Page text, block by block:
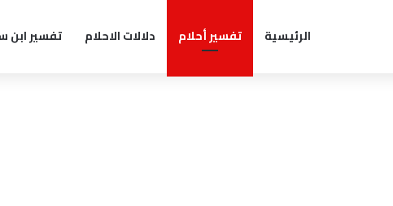
الرئيسية تفسير أحلام دلالات الاحلام تفسير ابن